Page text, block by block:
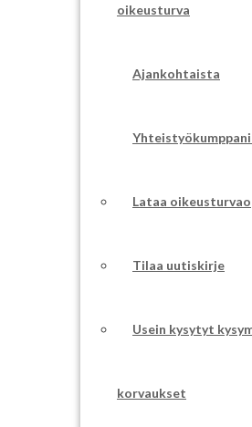
oikeusturva
Ajankohtaista
Lataa
Tilaa uutiskirje
Usein kysytyt
korvaukset